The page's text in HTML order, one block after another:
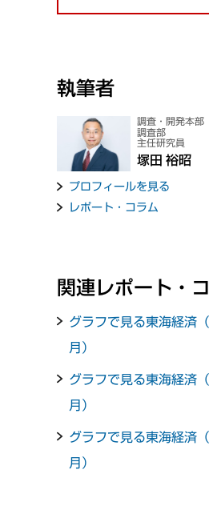
執筆者
調査・開発本部
調査部
主任研究員
塚田 裕昭
プロフィールを見る
レポート・コラム
関連レポート・
グラフで見る東海経済
月）
グラフで見る東海経済
月）
グラフで見る東海経済
月）